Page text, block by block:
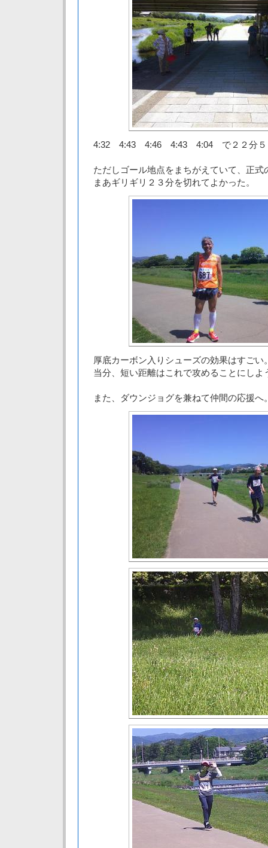
4:32 4:43 4:46 4:43 4:04 で２２分５
ただしゴール地点をまちがえていて、正式
まあギリギリ２３分を切れてよかった。
厚底カーボン入りシューズの効果はすごい
当分、短い距離はこれで攻めることにしよ
また、ダウンジョグを兼ねて仲間の応援へ